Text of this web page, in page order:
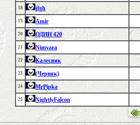
18 jfgh
19 Amir
20 ОДИН 420
21 Nimvara
22 Калесник
23 (Червяк)
24 MrPipka
25 NightlyFalcon